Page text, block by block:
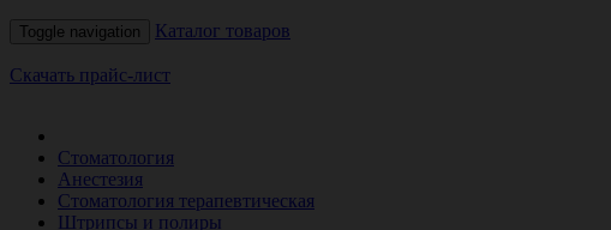
Toggle navigation Каталог товаров
Скачать прайс-лист
Стоматология
Анестезия
Стоматология терапевтическая
Штрипсы и полиры